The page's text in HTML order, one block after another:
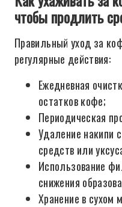
чтобы продлить
Правильный уход за
регулярные действия:
Ежедневная
остатков кофе;
Периодическая
Удаление накипи
средств или
Использование
снижения
Хранение в сухом